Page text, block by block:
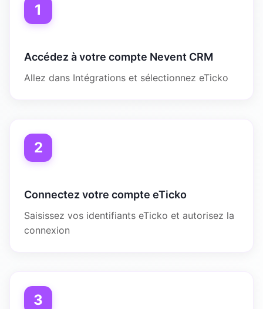
1
Accédez à votre compte Nevent CRM
Allez dans Intégrations et sélectionnez eTicko
2
Connectez votre compte eTicko
Saisissez vos identifiants eTicko et autorisez la
connexion
3